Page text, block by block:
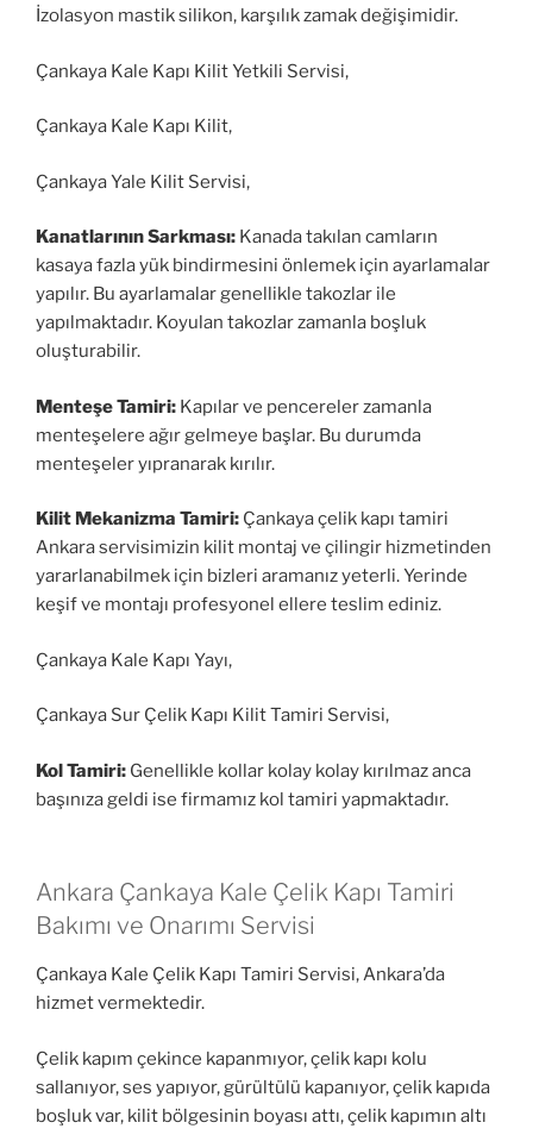
İzolasyon mastik silikon, karşılık zamak değişimidir.
Çankaya Kale Kapı Kilit Yetkili Servisi,
Çankaya Kale Kapı Kilit,
Çankaya Yale Kilit Servisi,
Kanatlarının Sarkması: Kanada takılan camların
kasaya fazla yük bindirmesini önlemek için ayarlamalar
yapılır. Bu ayarlamalar genellikle takozlar ile
yapılmaktadır. Koyulan takozlar zamanla boşluk
oluşturabilir.
Menteşe Tamiri: Kapılar ve pencereler zamanla
menteşelere ağır gelmeye başlar. Bu durumda
menteşeler yıpranarak kırılır.
Kilit Mekanizma Tamiri: Çankaya çelik kapı tamiri
Ankara servisimizin kilit montaj ve çilingir hizmetinden
yararlanabilmek için bizleri aramanız yeterli. Yerinde
keşif ve montajı profesyonel ellere teslim ediniz.
Çankaya Kale Kapı Yayı,
Çankaya Sur Çelik Kapı Kilit Tamiri Servisi,
Kol Tamiri: Genellikle kollar kolay kolay kırılmaz anca
başınıza geldi ise firmamız kol tamiri yapmaktadır.
Ankara Çankaya Kale Çelik Kapı Tamiri
Bakımı ve Onarımı Servisi
Çankaya Kale Çelik Kapı Tamiri Servisi, Ankara’da
hizmet vermektedir.
Çelik kapım çekince kapanmıyor, çelik kapı kolu
sallanıyor, ses yapıyor, gürültülü kapanıyor, çelik kapıda
boşluk var, kilit bölgesinin boyası attı, çelik kapımın altı